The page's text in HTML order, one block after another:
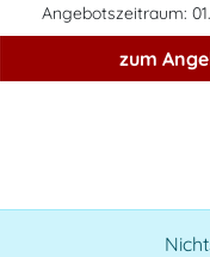
Angebotszeitraum:
zum